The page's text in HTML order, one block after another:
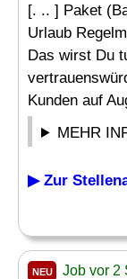
[. .. ] Paket
Urlaub
Das wirst Du
Kunden auf
MEHR
▶ Zur
NEU Job vor 2